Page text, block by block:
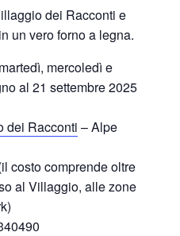
dei Racconti e
un vero forno a legna.
mercoledì e
al 21 settembre 2025
dei Racconti – Alpe
costo comprende oltre
al Villaggio, alle zone